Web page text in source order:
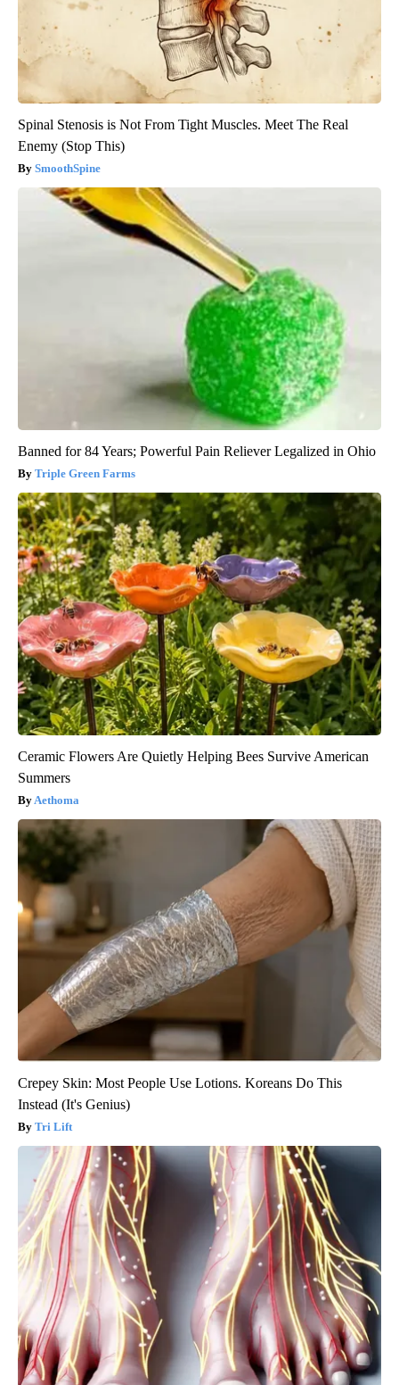
Spinal Stenosis is Not From Tight Muscles. Meet The Real
Enemy (Stop This)
SmoothSpine
Banned for 84 Years; Powerful Pain Reliever Legalized in Ohio
Triple Green Farms
Ceramic Flowers Are Quietly Helping Bees Survive American
Summers
Aethoma
Crepey Skin: Most People Use Lotions. Koreans Do This
Instead (It's Genius)
Tri Lift